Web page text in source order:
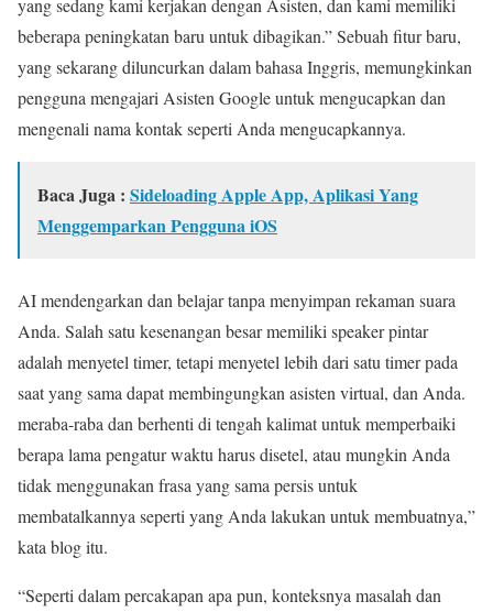
yang sedang kami kerjakan dengan Asisten, dan kami memiliki
beberapa peningkatan baru untuk dibagikan.” Sebuah fitur baru,
yang sekarang diluncurkan dalam bahasa Inggris, memungkinkan
pengguna mengajari Asisten Google untuk mengucapkan dan
mengenali nama kontak seperti Anda mengucapkannya.
Baca Juga : Sideloading Apple App, Aplikasi Yang
Menggemparkan Pengguna iOS
AI mendengarkan dan belajar tanpa menyimpan rekaman suara
Anda. Salah satu kesenangan besar memiliki speaker pintar
adalah menyetel timer, tetapi menyetel lebih dari satu timer pada
saat yang sama dapat membingungkan asisten virtual, dan Anda.
meraba-raba dan berhenti di tengah kalimat untuk memperbaiki
berapa lama pengatur waktu harus disetel, atau mungkin Anda
tidak menggunakan frasa yang sama persis untuk
membatalkannya seperti yang Anda lakukan untuk membuatnya,”
kata blog itu.
“Seperti dalam percakapan apa pun, konteksnya masalah dan